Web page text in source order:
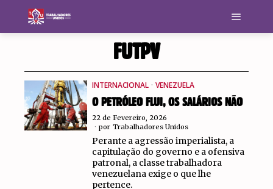
FUTPV
INTERNACIONAL · VENEZUELA
O PETRÓLEO FLUI, OS SALÁRIOS NÃO
22 de Fevereiro, 2026
por Trabalhadores Unidos
Perante a agressão imperialista, a
capitulação do governo e a ofensiva
patronal, a classe trabalhadora
venezuelana exige o que lhe
pertence.